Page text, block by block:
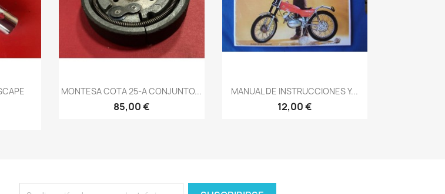
Vista rápida
MONTESA COTA 25-A CONJUNTO...
85,00 €
Vista rápida
MANUAL DE INSTRUCCIONES Y...
12,00 €